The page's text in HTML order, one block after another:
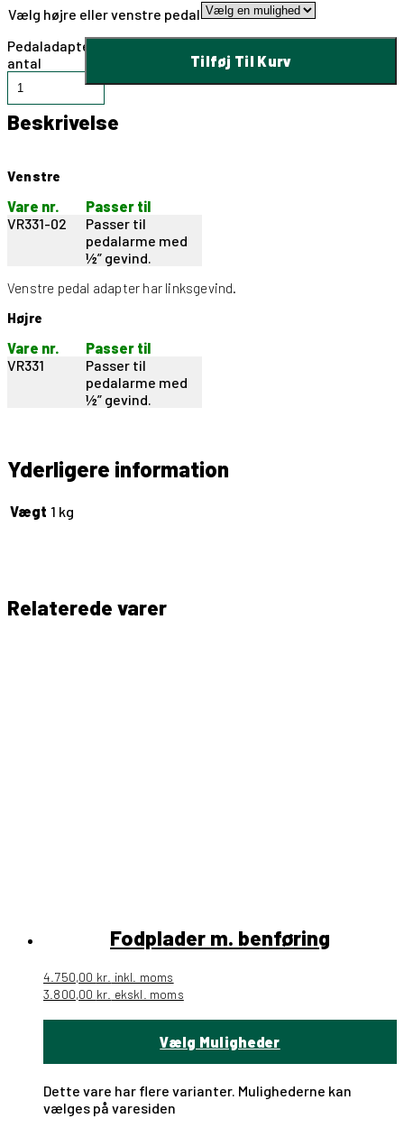
Vælg højre eller venstre pedal
Pedaladapter
antal
Tilføj Til Kurv
Beskrivelse
Venstre
Vare nr.
Passer til
VR331-02
Passer til
pedalarme med
½” gevind.
Venstre pedal adapter har linksgevind.
Højre
Vare nr.
Passer til
VR331
Passer til
pedalarme med
½” gevind.
Yderligere information
Vægt 1 kg
Relaterede varer
Fodplader m. benføring
4.750,00 kr. inkl. moms
3.800,00 kr. ekskl. moms
Vælg Muligheder
Dette vare har flere varianter. Mulighederne kan
vælges på varesiden